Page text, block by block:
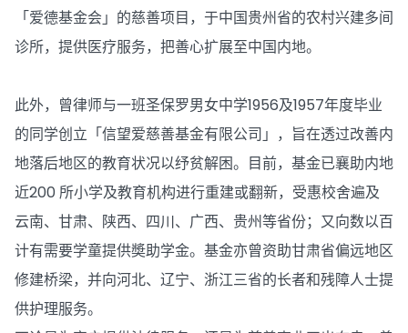
「爱德基金会」的慈善项目，于中国贵州省的农村兴建多间
诊所，提供医疗服务，把善心扩展至中国内地。
此外，曾律师与一班圣保罗男女中学1956及1957年度毕业
的同学创立「信望爱慈善基金有限公司」，旨在透过改善内
地落后地区的教育状况以纾贫解困。目前，基金已襄助内地
近200 所小学及教育机构进行重建或翻新，受惠校舍遍及
云南、甘肃、陕西、四川、广西、贵州等省份；又向数以百
计有需要学童提供奬助学金。基金亦曾资助甘肃省偏远地区
修建桥梁，并向河北、辽宁、浙江三省的长者和残障人士提
供护理服务。